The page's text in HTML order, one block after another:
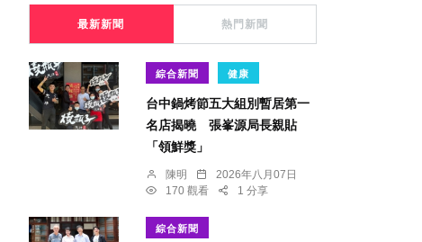
最新新聞 熱門新聞
綜合新聞 健康
台中鍋烤節五大組別暫居第一
名店揭曉 張峯源局長親貼
「領鮮獎」
陳明
2026年八月07日
170 觀看
1 分享
綜合新聞